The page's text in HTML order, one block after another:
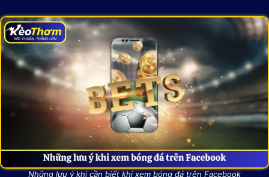
Những lưu ý khi cần biết khi xem bóng đá trên Facebook